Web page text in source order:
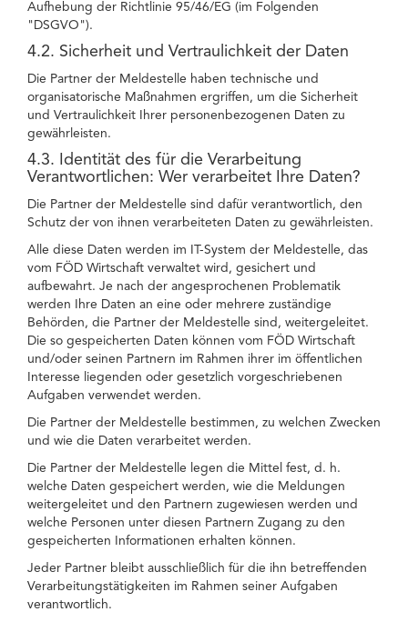
Aufhebung der Richtlinie 95/46/EG (im Folgenden
"DSGVO").
4.2. Sicherheit und Vertraulichkeit der Daten
Die Partner der Meldestelle haben technische und
organisatorische Maßnahmen ergriffen, um die Sicherheit
und Vertraulichkeit Ihrer personenbezogenen Daten zu
gewährleisten.
4.3. Identität des für die Verarbeitung
Verantwortlichen: Wer verarbeitet Ihre Daten?
Die Partner der Meldestelle sind dafür verantwortlich, den
Schutz der von ihnen verarbeiteten Daten zu gewährleisten.
Alle diese Daten werden im IT-System der Meldestelle, das
vom FÖD Wirtschaft verwaltet wird, gesichert und
aufbewahrt. Je nach der angesprochenen Problematik
werden Ihre Daten an eine oder mehrere zuständige
Behörden, die Partner der Meldestelle sind, weitergeleitet.
Die so gespeicherten Daten können vom FÖD Wirtschaft
und/oder seinen Partnern im Rahmen ihrer im öffentlichen
Interesse liegenden oder gesetzlich vorgeschriebenen
Aufgaben verwendet werden.
Die Partner der Meldestelle bestimmen, zu welchen Zwecken
und wie die Daten verarbeitet werden.
Die Partner der Meldestelle legen die Mittel fest, d. h.
welche Daten gespeichert werden, wie die Meldungen
weitergeleitet und den Partnern zugewiesen werden und
welche Personen unter diesen Partnern Zugang zu den
gespeicherten Informationen erhalten können.
Jeder Partner bleibt ausschließlich für die ihn betreffenden
Verarbeitungstätigkeiten im Rahmen seiner Aufgaben
verantwortlich.